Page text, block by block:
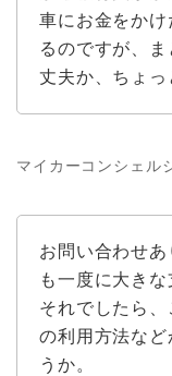
車にお金をか
るのですが、
丈夫か、ちょ
マイカーコンシェル
お問い合わせ
も一度に大き
それでしたら
の利用方法など
うか。